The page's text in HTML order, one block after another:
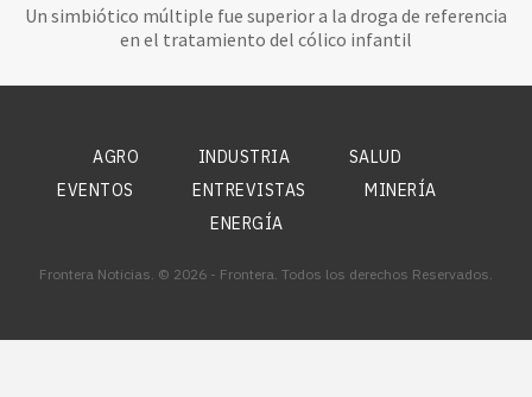
Un simbiótico múltiple fue superior a la droga de referencia
en el tratamiento del cólico infantil
AGRO INDUSTRIA
SALUD
EVENTOS
ENTREVISTAS
MINERÍA
ENERGÍA
Frontera Noticias. © 2026 - Frontera. Todos los derechos Reservados.